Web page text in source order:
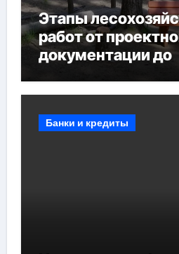
Этапы
работ от
документации до
мероприятий и
Банки и кредиты